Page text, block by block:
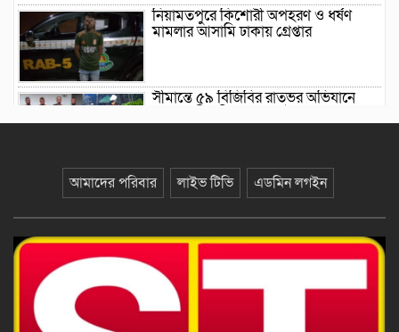
নিয়ামতপুরে কিশোরী অপহরণ ও ধর্ষণ
মামলার আসামি ঢাকায় গ্রেপ্তার
সীমান্তে ৫৯ বিজিবির রাতভর অভিযানে
প্রাথমিক শিক্ষা পদক ২০২৬: জাতীয়
পর্যায়ের বিতর্কে রানারআপ
চাঁপাইনবাবগঞ্জের ক্ষুদে বিতার্কিকরা
ভূরুঙ্গামারীতে উপসহকারী কৃষি কর্মকর্তা ও
মেম্বারের মেয়ের সম্পর্কের পর বিয়ে
আমাদের পরিবার লাইভ টিভি এডমিন লগইন